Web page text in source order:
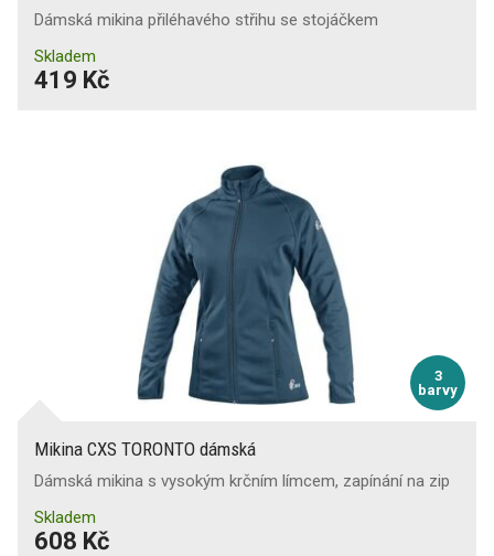
Dámská mikina přiléhavého střihu se stojáčkem
Skladem
419 Kč
3
barvy
Mikina CXS TORONTO dámská
Dámská mikina s vysokým krčním límcem, zapínání na zip
Skladem
608 Kč